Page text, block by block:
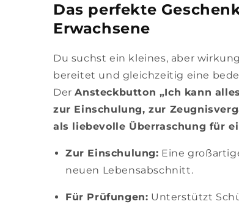
Das perfekte
Erwachsene
Du suchst ein kleines, aber
bereitet und gleichzeitig eine
DerAnsteckbutton „Ich kann
zur Einschulung, zur
als liebevolle Überraschung für
Zur Einschulung: Eine
neuen Lebensabschnitt.
Für Prüfungen: Unterstützt